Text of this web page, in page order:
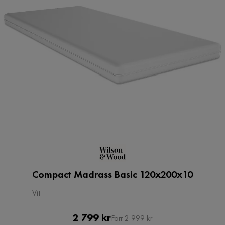
Compact Madrass Basic 120x200x10
Vit
Pris
2 799 krOriginal
Förr 2 999 kr